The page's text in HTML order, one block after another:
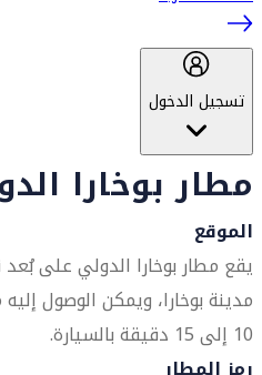
تسجيل الدخول
مطار بوخارا
الموقع
مدينة بوخارا، ويمكن الوصول
10 إلى 15 دقيقة بالسيارة.